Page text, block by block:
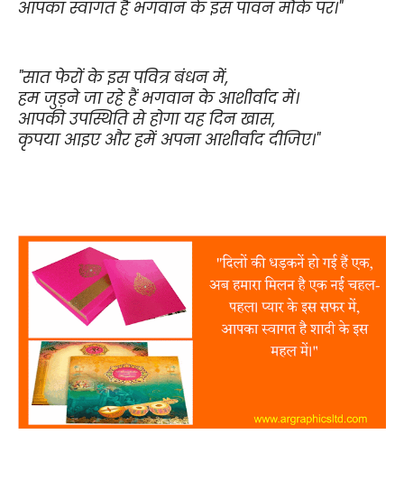
आपका स्वागत है भगवान के इस पावन मौके पर।"
"सात फेरों के इस पवित्र बंधन में,
हम जुड़ने जा रहे हैं भगवान के आशीर्वाद में।
आपकी उपस्थिति से होगा यह दिन खास,
कृपया आइए और हमें अपना आशीर्वाद दीजिए।"